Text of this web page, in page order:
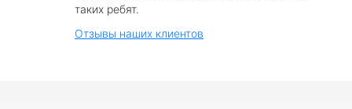
таких ребят.
Отзывы наших клиентов